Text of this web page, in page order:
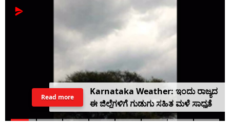
Karnataka Weather: ಇಂದು ರಾಜ್ಯದ
ಈ ಜಿಲ್ಲೆಗಳಿಗೆ ಗುಡುಗು ಸಹಿತ ಮಳೆ ಸಾಧ್ಯತೆ
Read more